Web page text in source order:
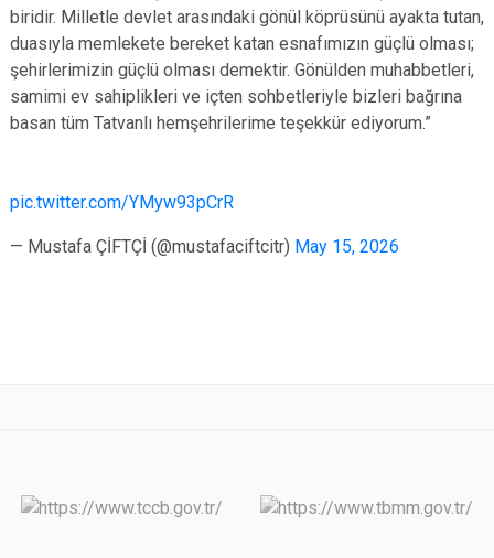
biridir. Milletle devlet arasındaki gönül köprüsünü ayakta tutan,
duasıyla memlekete bereket katan esnafımızın güçlü olması;
şehirlerimizin güçlü olması demektir. Gönülden muhabbetleri,
samimi ev sahiplikleri ve içten sohbetleriyle bizleri bağrına
basan tüm Tatvanlı hemşehrilerime teşekkür ediyorum.”
pic.twitter.com/YMyw93pCrR
— Mustafa ÇİFTÇİ (@mustafaciftcitr) May 15, 2026